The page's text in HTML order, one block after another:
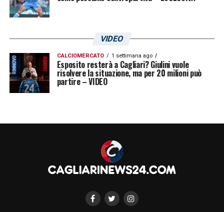
VIDEO
CALCIOMERCATO 1 settimana ago
Esposito resterà a Cagliari? Giulini vuole
risolvere la situazione, ma per 20 milioni può
partire – VIDEO